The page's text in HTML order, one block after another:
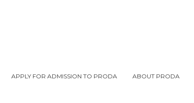
APPLY FOR ADMISSION TO PRODA ABOUT PRODA